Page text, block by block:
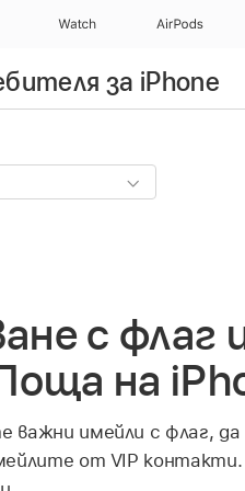
Watch AirPods
за iPhone
с флаг
на
имейли с флаг, да
от VIP